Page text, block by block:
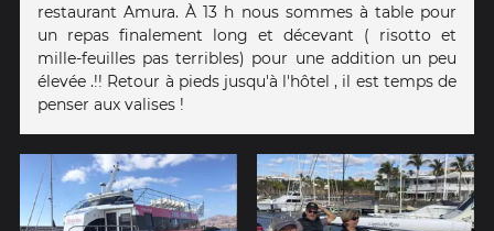
restaurant Amura. À 13 h nous sommes à table pour
un repas finalement long et décevant ( risotto et
mille-feuilles pas terribles) pour une addition un peu
élevée .!! Retour à pieds jusqu'à l'hôtel , il est temps de
penser aux valises !